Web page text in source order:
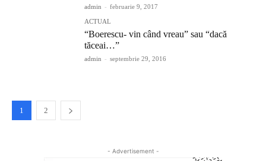
admin - februarie 9, 2017
ACTUAL
“Boerescu- vin când vreau” sau “dacă
tăceai…”
admin - septembrie 29, 2016
1 2
- Advertisement -